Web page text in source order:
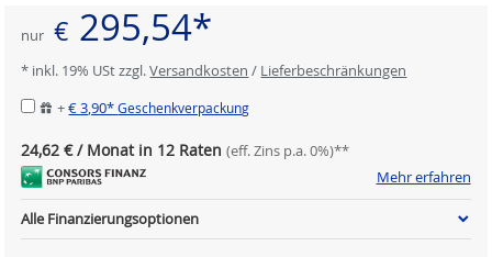
nur € 295,54*
* inkl. 19% USt zzgl.Versandkosten / Lieferbeschränkungen
+€ 3,90*Geschenkverpackung
24,62 € / Monat in 12 Raten (eff. Zins p.a. 0%)**
Mehr erfahren
Alle Finanzierungsoptionen